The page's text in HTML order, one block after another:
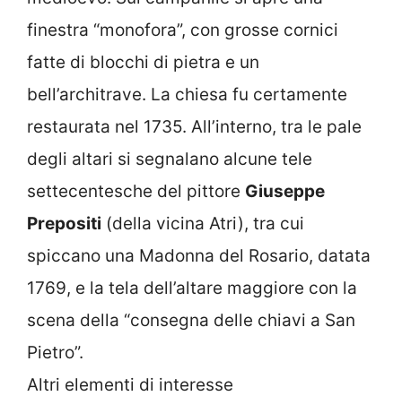
finestra “monofora”, con grosse cornici
fatte di blocchi di pietra e un
bell’architrave. La chiesa fu certamente
restaurata nel 1735. All’interno, tra le pale
degli altari si segnalano alcune tele
settecentesche del pittore Giuseppe
Prepositi (della vicina Atri), tra cui
spiccano una Madonna del Rosario, datata
1769, e la tela dell’altare maggiore con la
scena della “consegna delle chiavi a San
Pietro”.
Altri elementi di interesse